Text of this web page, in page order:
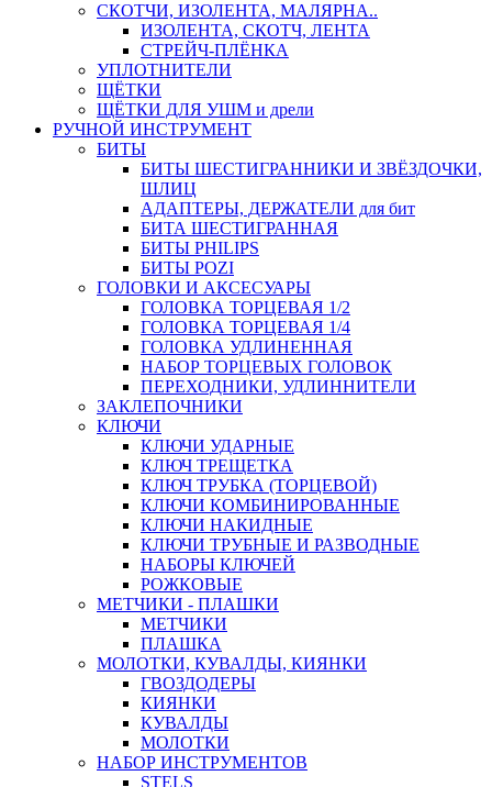
СКОТЧИ, ИЗОЛЕНТА, МАЛЯРНА..
ИЗОЛЕНТА, СКОТЧ, ЛЕНТА
СТРЕЙЧ-ПЛЁНКА
УПЛОТНИТЕЛИ
ЩЁТКИ
ЩЁТКИ ДЛЯ УШМ и дрели
РУЧНОЙ ИНСТРУМЕНТ
БИТЫ
БИТЫ ШЕСТИГРАННИКИ И ЗВЁЗДОЧКИ,
ШЛИЦ
АДАПТЕРЫ, ДЕРЖАТЕЛИ для бит
БИТА ШЕСТИГРАННАЯ
БИТЫ PHILIPS
БИТЫ POZI
ГОЛОВКИ И АКСЕСУАРЫ
ГОЛОВКА ТОРЦЕВАЯ 1/2
ГОЛОВКА ТОРЦЕВАЯ 1/4
ГОЛОВКА УДЛИНЕННАЯ
НАБОР ТОРЦЕВЫХ ГОЛОВОК
ПЕРЕХОДНИКИ, УДЛИННИТЕЛИ
ЗАКЛЕПОЧНИКИ
КЛЮЧИ
КЛЮЧИ УДАРНЫЕ
КЛЮЧ ТРЕЩЕТКА
КЛЮЧ ТРУБКА (ТОРЦЕВОЙ)
КЛЮЧИ КОМБИНИРОВАННЫЕ
КЛЮЧИ НАКИДНЫЕ
КЛЮЧИ ТРУБНЫЕ И РАЗВОДНЫЕ
НАБОРЫ КЛЮЧЕЙ
РОЖКОВЫЕ
МЕТЧИКИ - ПЛАШКИ
МЕТЧИКИ
ПЛАШКА
МОЛОТКИ, КУВАЛДЫ, КИЯНКИ
ГВОЗДОДЕРЫ
КИЯНКИ
КУВАЛДЫ
МОЛОТКИ
НАБОР ИНСТРУМЕНТОВ
STELS